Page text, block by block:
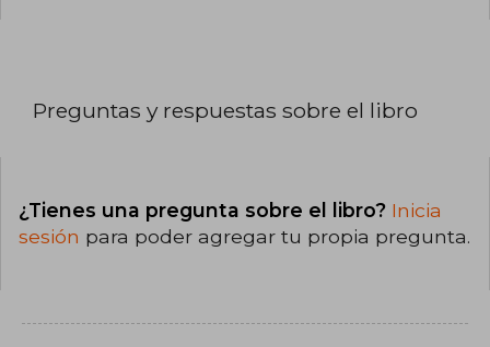
Preguntas y respuestas sobre el libro
¿Tienes una pregunta sobre el libro? Inicia
sesión para poder agregar tu propia pregunta.